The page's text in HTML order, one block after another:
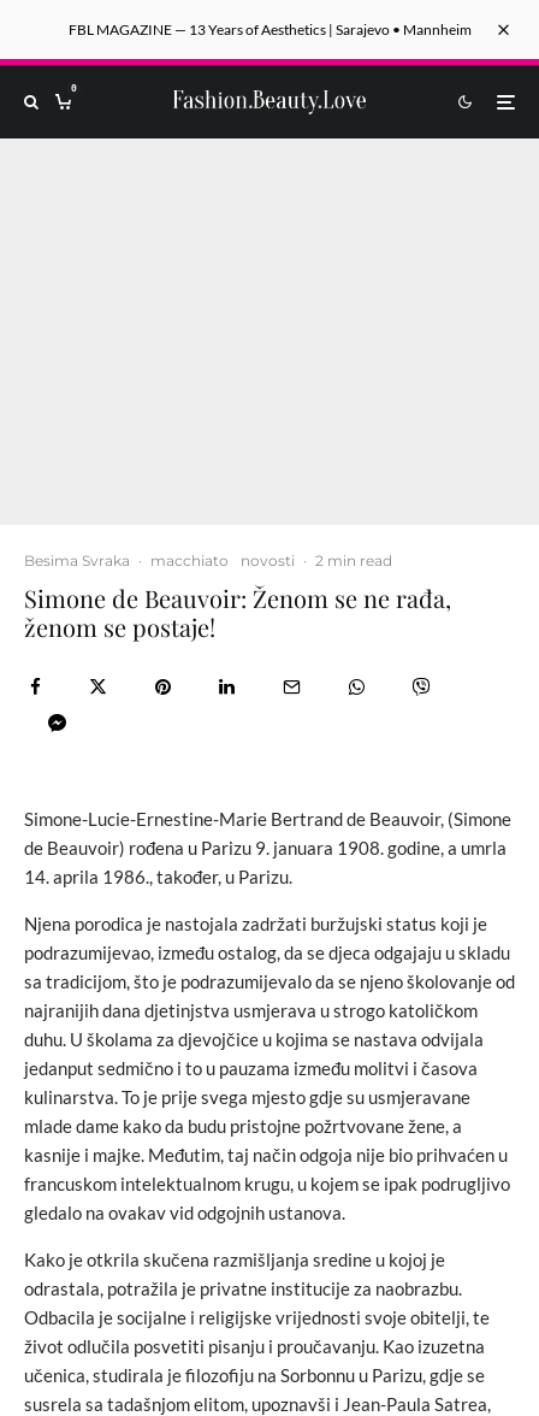
FBL MAGAZINE — 13 Years of Aesthetics | Sarajevo • Mannheim
0
Besima Svraka · macchiato novosti · 2 min read
Simone de Beauvoir: Ženom se ne rađa,
ženom se postaje!
Simone-Lucie-Ernestine-Marie Bertrand de Beauvoir, (Simone
de Beauvoir) rođena u Parizu 9. januara 1908. godine, a umrla
14. aprila 1986., također, u Parizu.
Njena porodica je nastojala zadržati buržujski status koji je
podrazumijevao, između ostalog, da se djeca odgajaju u skladu
sa tradicijom, što je podrazumijevalo da se njeno školovanje od
najranijih dana djetinjstva usmjerava u strogo katoličkom
duhu. U školama za djevojčice u kojima se nastava odvijala
jedanput sedmično i to u pauzama između molitvi i časova
kulinarstva. To je prije svega mjesto gdje su usmjeravane
mlade dame kako da budu pristojne požrtvovane žene, a
kasnije i majke. Međutim, taj način odgoja nije bio prihvaćen u
francuskom intelektualnom krugu, u kojem se ipak podrugljivo
gledalo na ovakav vid odgojnih ustanova.
Kako je otkrila skučena razmišljanja sredine u kojoj je
odrastala, potražila je privatne institucije za naobrazbu.
Odbacila je socijalne i religijske vrijednosti svoje obitelji, te
život odlučila posvetiti pisanju i proučavanju. Kao izuzetna
učenica, studirala je filozofiju na Sorbonnu u Parizu, gdje se
susrela sa tadašnjom elitom, upoznavši i Jean-Paula Satrea,